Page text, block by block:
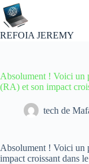
Passer
au
contenu
REFOIA JEREMY
Absolument ! Voici un
(RA) et son impact
tech de
Absolument ! Voici un
impact croissant dans